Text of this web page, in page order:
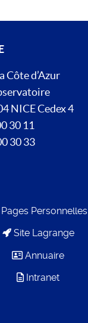
Côte d’Azur
NICE Cedex 4
30 11
30 33
Pages Personnelles
Site Lagrange
Annuaire
Intranet